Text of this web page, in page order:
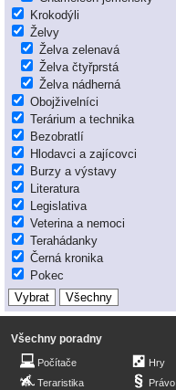
Krokodýli
Želvy
Želva zelenavá
Želva čtyřprstá
Želva nádherná
Obojživelníci
Terárium a technika
Bezobratlí
Hlodavci a zajícovci
Burzy a výstavy
Literatura
Legislativa
Veterina a nemoci
Terahádanky
Černá kronika
Pokec
Všechny poradny
Počítače
Teraristika
Hry
Právo